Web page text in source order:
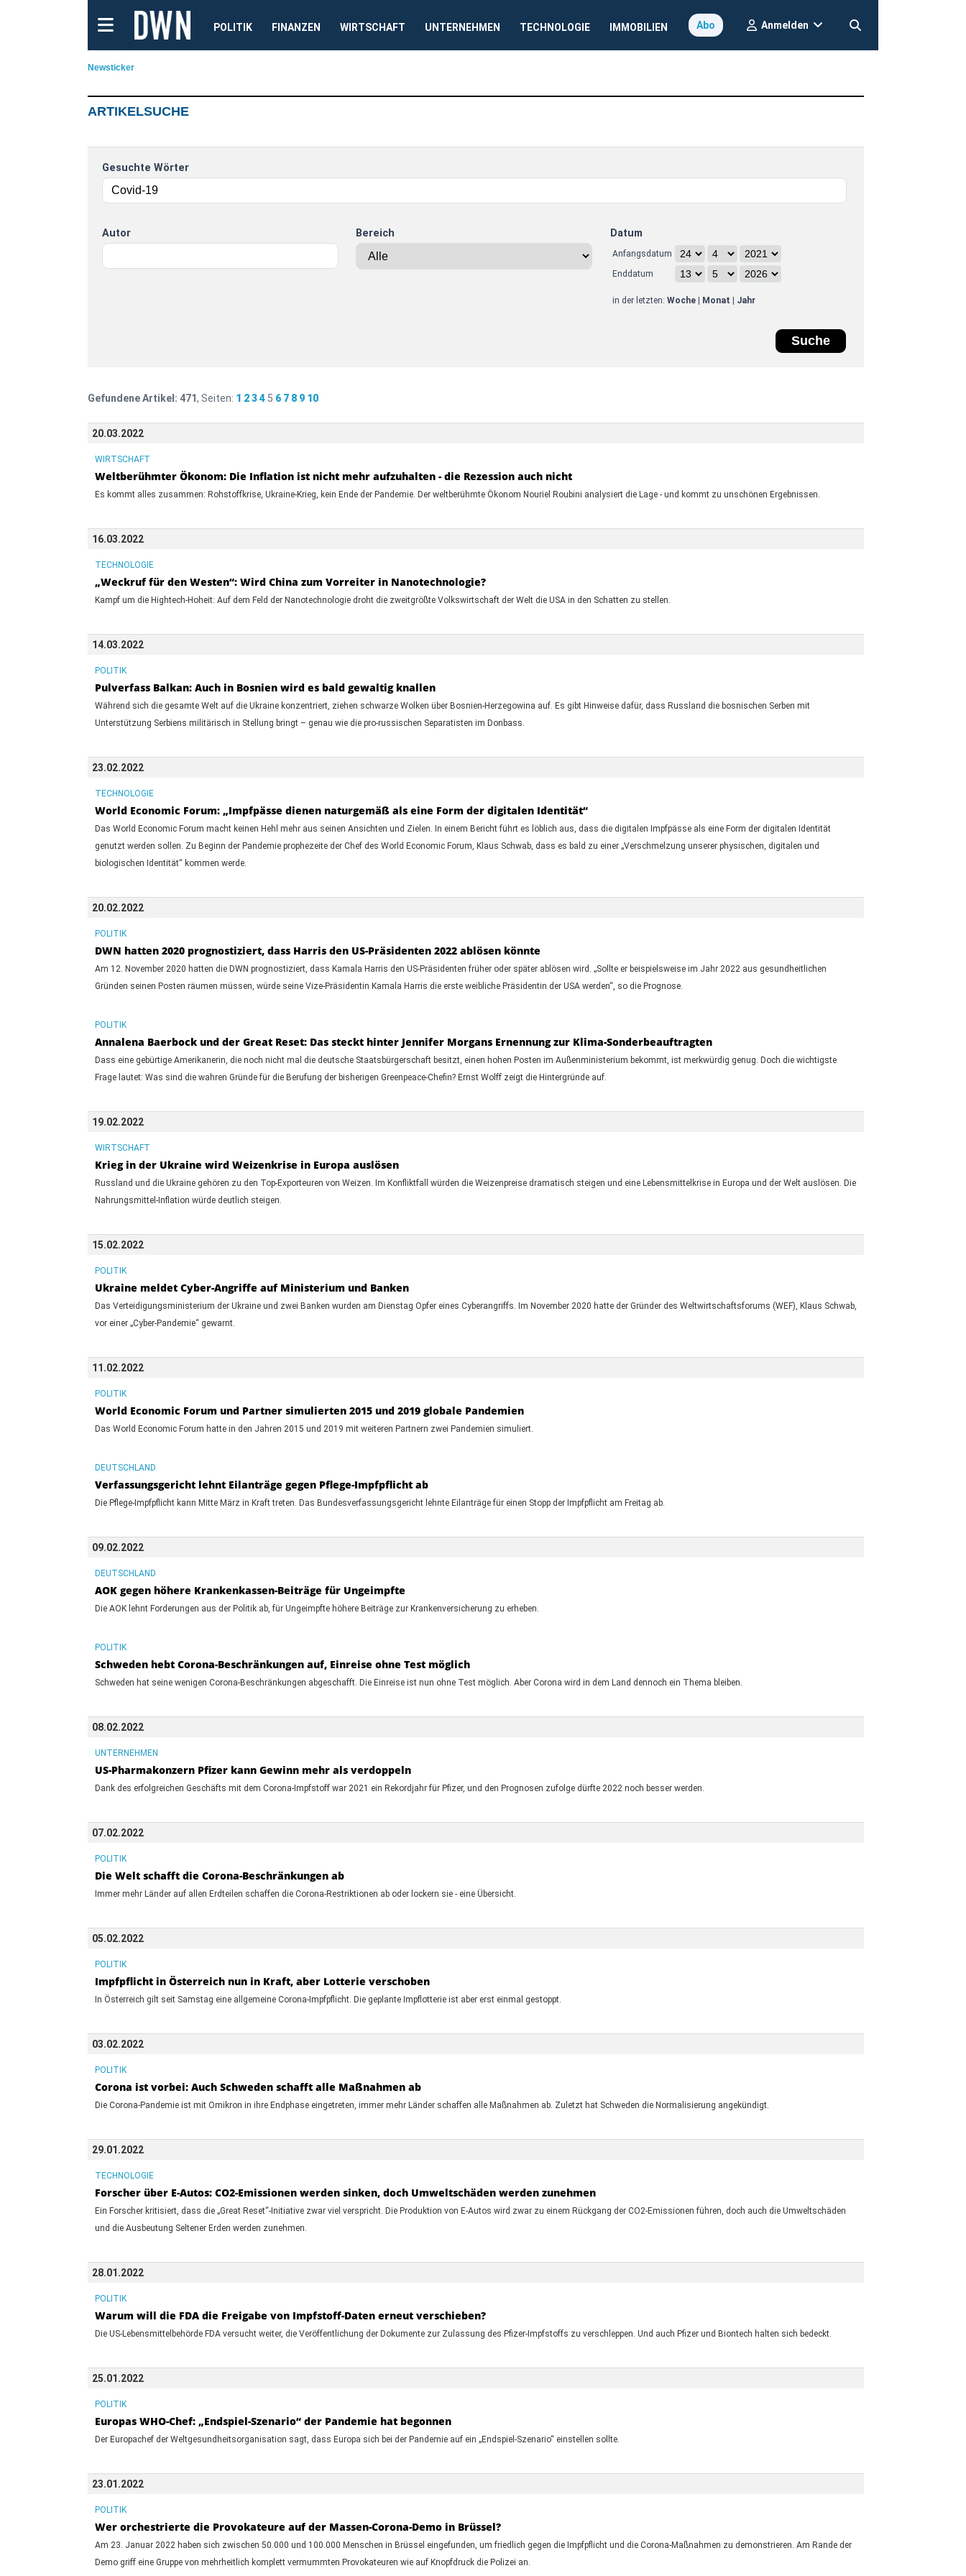
POLITIK FINANZEN WIRTSCHAFT UNTERNEHMEN TECHNOLOGIE IMMOBILIEN Abo Anmelden
Newsticker
ARTIKELSUCHE
Gesuchte Wörter
Autor Bereich Datum
Anfangsdatum
Enddatum
in der letzten: Woche| Monat Jahr
Gefundene Artikel: 471, Seiten: 1 234 5 6 7 8 9 10
20.03.2022
WIRTSCHAFT
Weltberühmter Ökonom: Die Inflation ist nicht mehr aufzuhalten - die Rezession auch nicht
Es kommt alles zusammen: Rohstoffkrise, Ukraine-Krieg, kein Ende der Pandemie. Der weltberühmte Ökonom Nouriel Roubini analysiert die Lage - und kommt zu unschönen Ergebnissen.
16.03.2022
TECHNOLOGIE
„Weckruf für den Westen“: Wird China zum Vorreiter in Nanotechnologie?
Kampf um die Hightech-Hoheit: Auf dem Feld der Nanotechnologie droht die zweitgrößte Volkswirtschaft der Welt die USA in den Schatten zu stellen.
14.03.2022
POLITIK
Pulverfass Balkan: Auch in Bosnien wird es bald gewaltig knallen
Während sich die gesamte Welt auf die Ukraine konzentriert, ziehen schwarze Wolken über Bosnien-Herzegowina auf. Es gibt Hinweise dafür, dass Russland die bosnischen Serben mit
Unterstützung Serbiens militärisch in Stellung bringt – genau wie die pro-russischen Separatisten im Donbass.
23.02.2022
TECHNOLOGIE
World Economic Forum: „Impfpässe dienen naturgemäß als eine Form der digitalen Identität“
Das World Economic Forum macht keinen Hehl mehr aus seinen Ansichten und Zielen. In einem Bericht führt es löblich aus, dass die digitalen Impfpässe als eine Form der digitalen Identität
genutzt werden sollen. Zu Beginn der Pandemie prophezeite der Chef des World Economic Forum, Klaus Schwab, dass es bald zu einer „Verschmelzung unserer physischen, digitalen und
biologischen Identität“ kommen werde.
20.02.2022
POLITIK
DWN hatten 2020 prognostiziert, dass Harris den US-Präsidenten 2022 ablösen könnte
Am 12. November 2020 hatten die DWN prognostiziert, dass Kamala Harris den US-Präsidenten früher oder später ablösen wird. „Sollte er beispielsweise im Jahr 2022 aus gesundheitlichen
Gründen seinen Posten räumen müssen, würde seine Vize-Präsidentin Kamala Harris die erste weibliche Präsidentin der USA werden“, so die Prognose.
POLITIK
Annalena Baerbock und der Great Reset: Das steckt hinter Jennifer Morgans Ernennung zur Klima-Sonderbeauftragten
Dass eine gebürtige Amerikanerin, die noch nicht mal die deutsche Staatsbürgerschaft besitzt, einen hohen Posten im Außenministerium bekommt, ist merkwürdig genug. Doch die wichtigste
Frage lautet: Was sind die wahren Gründe für die Berufung der bisherigen Greenpeace-Chefin? Ernst Wolff zeigt die Hintergründe auf.
19.02.2022
WIRTSCHAFT
Krieg in der Ukraine wird Weizenkrise in Europa auslösen
Russland und die Ukraine gehören zu den Top-Exporteuren von Weizen. Im Konfliktfall würden die Weizenpreise dramatisch steigen und eine Lebensmittelkrise in Europa und der Welt auslösen. Die
Nahrungsmittel-Inflation würde deutlich steigen.
15.02.2022
POLITIK
Ukraine meldet Cyber-Angriffe auf Ministerium und Banken
Das Verteidigungsministerium der Ukraine und zwei Banken wurden am Dienstag Opfer eines Cyberangriffs. Im November 2020 hatte der Gründer des Weltwirtschaftsforums (WEF), Klaus Schwab,
vor einer „Cyber-Pandemie“ gewarnt.
11.02.2022
POLITIK
World Economic Forum und Partner simulierten 2015 und 2019 globale Pandemien
Das World Economic Forum hatte in den Jahren 2015 und 2019 mit weiteren Partnern zwei Pandemien simuliert.
DEUTSCHLAND
Verfassungsgericht lehnt Eilanträge gegen Pflege-Impfpflicht ab
Die Pflege-Impfpflicht kann Mitte März in Kraft treten. Das Bundesverfassungsgericht lehnte Eilanträge für einen Stopp der Impfpflicht am Freitag ab.
09.02.2022
DEUTSCHLAND
AOK gegen höhere Krankenkassen-Beiträge für Ungeimpfte
Die AOK lehnt Forderungen aus der Politik ab, für Ungeimpfte höhere Beiträge zur Krankenversicherung zu erheben.
POLITIK
Schweden hebt Corona-Beschränkungen auf, Einreise ohne Test möglich
Schweden hat seine wenigen Corona-Beschränkungen abgeschafft. Die Einreise ist nun ohne Test möglich. Aber Corona wird in dem Land dennoch ein Thema bleiben.
08.02.2022
UNTERNEHMEN
US-Pharmakonzern Pfizer kann Gewinn mehr als verdoppeln
Dank des erfolgreichen Geschäfts mit dem Corona-Impfstoff war 2021 ein Rekordjahr für Pfizer, und den Prognosen zufolge dürfte 2022 noch besser werden.
07.02.2022
POLITIK
Die Welt schafft die Corona-Beschränkungen ab
Immer mehr Länder auf allen Erdteilen schaffen die Corona-Restriktionen ab oder lockern sie - eine Übersicht.
05.02.2022
POLITIK
Impfpflicht in Österreich nun in Kraft, aber Lotterie verschoben
In Österreich gilt seit Samstag eine allgemeine Corona-Impfpflicht. Die geplante Impflotterie ist aber erst einmal gestoppt.
03.02.2022
POLITIK
Corona ist vorbei: Auch Schweden schafft alle Maßnahmen ab
Die Corona-Pandemie ist mit Omikron in ihre Endphase eingetreten, immer mehr Länder schaffen alle Maßnahmen ab. Zuletzt hat Schweden die Normalisierung angekündigt.
29.01.2022
TECHNOLOGIE
Forscher über E-Autos: CO2-Emissionen werden sinken, doch Umweltschäden werden zunehmen
Ein Forscher kritisiert, dass die „Great Reset“-Initiative zwar viel verspricht. Die Produktion von E-Autos wird zwar zu einem Rückgang der CO2-Emissionen führen, doch auch die Umweltschäden
und die Ausbeutung Seltener Erden werden zunehmen.
28.01.2022
POLITIK
Warum will die FDA die Freigabe von Impfstoff-Daten erneut verschieben?
Die US-Lebensmittelbehörde FDA versucht weiter, die Veröffentlichung der Dokumente zur Zulassung des Pfizer-Impfstoffs zu verschleppen. Und auch Pfizer und Biontech halten sich bedeckt.
25.01.2022
POLITIK
Europas WHO-Chef: „Endspiel-Szenario“ der Pandemie hat begonnen
Der Europachef der Weltgesundheitsorganisation sagt, dass Europa sich bei der Pandemie auf ein „Endspiel-Szenario“ einstellen sollte.
23.01.2022
POLITIK
Wer orchestrierte die Provokateure auf der Massen-Corona-Demo in Brüssel?
Am 23. Januar 2022 haben sich zwischen 50.000 und 100.000 Menschen in Brüssel eingefunden, um friedlich gegen die Impfpflicht und die Corona-Maßnahmen zu demonstrieren. Am Rande der
Demo griff eine Gruppe von mehrheitlich komplett vermummten Provokateuren wie auf Knopfdruck die Polizei an.